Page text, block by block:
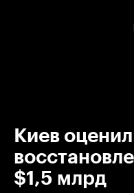
Киев
$1,5 млрд